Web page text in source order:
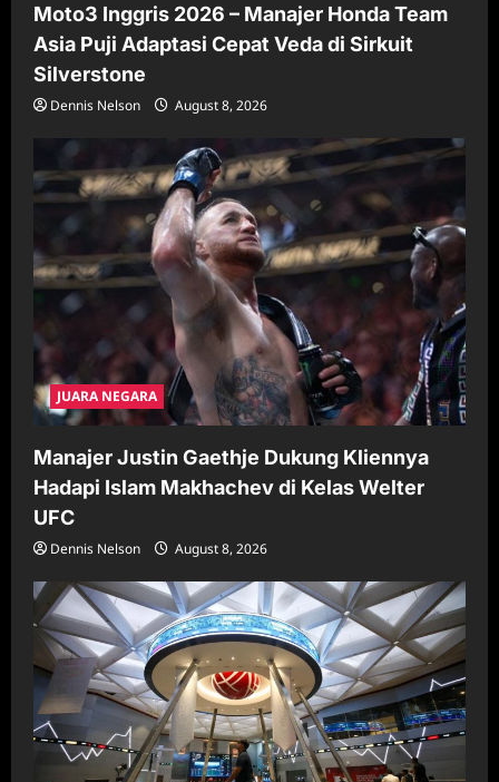
Moto3 Inggris 2026 – Manajer Honda Team
Asia Puji Adaptasi Cepat Veda di Sirkuit
Silverstone
Dennis Nelson August 8, 2026
JUARA NEGARA
Manajer Justin Gaethje Dukung Kliennya
Hadapi Islam Makhachev di Kelas Welter
UFC
Dennis Nelson August 8, 2026